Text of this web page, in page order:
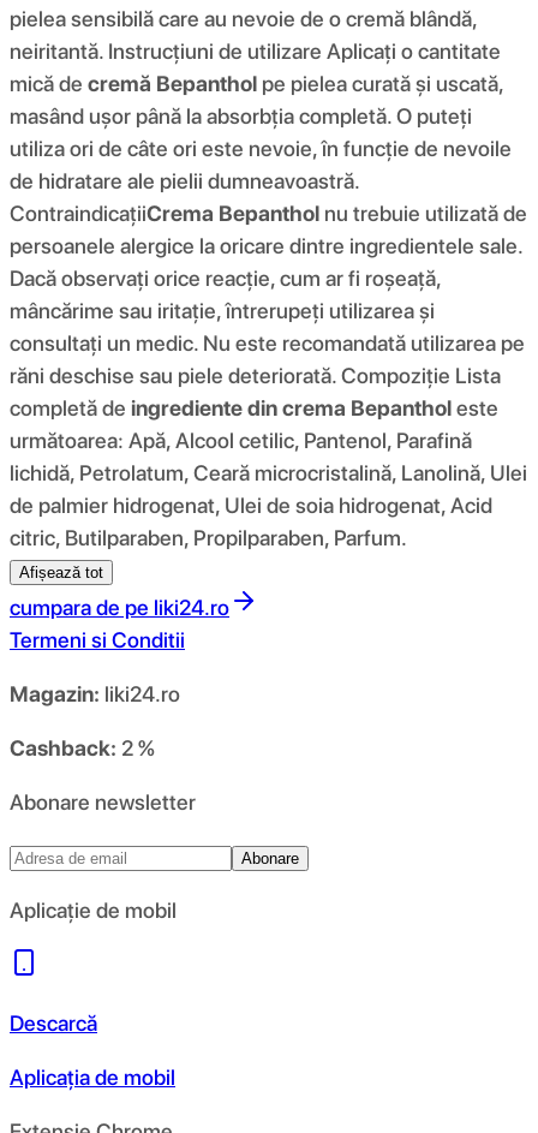
pielea sensibilă care au nevoie de o cremă blândă,
neiritantă. Instrucțiuni de utilizare Aplicați o cantitate
mică de cremă Bepanthol pe pielea curată și uscată,
masând ușor până la absorbția completă. O puteți
utiliza ori de câte ori este nevoie, în funcție de nevoile
de hidratare ale pielii dumneavoastră.
ContraindicațiiCrema Bepanthol nu trebuie utilizată de
persoanele alergice la oricare dintre ingredientele sale.
Dacă observați orice reacție, cum ar fi roșeață,
mâncărime sau iritație, întrerupeți utilizarea și
consultați un medic. Nu este recomandată utilizarea pe
răni deschise sau piele deteriorată. Compoziţie Lista
completă de ingrediente din crema Bepantholeste
următoarea: Apă, Alcool cetilic, Pantenol, Parafină
lichidă, Petrolatum, Ceară microcristalină, Lanolină, Ulei
de palmier hidrogenat, Ulei de soia hidrogenat, Acid
citric, Butilparaben, Propilparaben, Parfum.
Afișează tot
cumpara de pe liki24.ro
Termeni si Conditii
Magazin: liki24.ro
Cashback: 2 %
Abonare newsletter
Abonare
Aplicație de mobil
Descarcă
Aplicația de mobil